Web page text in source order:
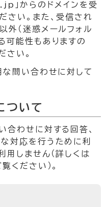
からのドメインを受
さい。また、受信され
外（迷惑メールフォル
可能性もありますの
さい。
な問い合わせに対して
ついて
合わせに対する回答、
対応を行うために利
用しません（詳しくは
覧ください）。